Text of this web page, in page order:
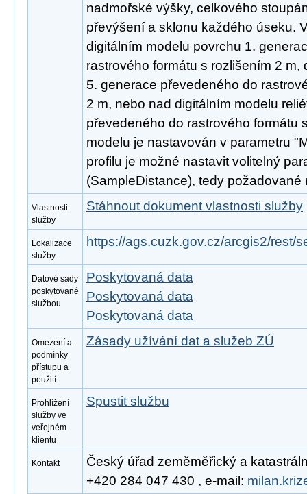
nadmořské výšky, celkového
převýšení a sklonu každého úseku.
digitálním modelu povrchu 1.
rastrového formátu s rozlišením 2 m,
5. generace převedeného do
2 m, nebo nad digitálním modelu
převedeného do rastrového formátu
modelu je nastavován v parametru
profilu je možné nastavit volitelný
(SampleDistance), tedy požadované
Vlastnosti
služby
Stáhnout dokument vlastnosti služby
Lokalizace
služby
https://ags.cuzk.gov.cz/arcgis2/rest/
Datové sady
poskytované
službou
Poskytovaná data
Poskytovaná data
Poskytovaná data
Omezení a
podmínky
přístupu a
použití
Zásady užívání dat a služeb ZÚ
Prohlížení
služby ve
veřejném
klientu
Spustit službu
Kontakt
Český úřad zeměměřický a
+420 284 047 430 , e-mail: